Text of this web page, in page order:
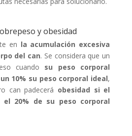
y obesidad
en la acumulación excesiva
del can. Se considera que un
cuando su peso corporal
10% su peso corporal ideal,
can padecerá obesidad si el
el 20% de su peso corporal